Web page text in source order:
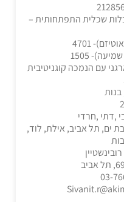
שכלית התפתחותית –
4701
1505
עם הנמכה קוגניטיבית
בנות
,דתי ,חרדי
ים, תל אביב, אילת, לוד,